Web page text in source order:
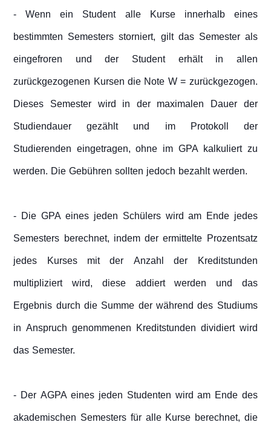
- Wenn ein Student alle Kurse innerhalb eines
bestimmten Semesters storniert, gilt das Semester als
eingefroren und der Student erhält in allen
zurückgezogenen Kursen die Note W = zurückgezogen.
Dieses Semester wird in der maximalen Dauer der
Studiendauer gezählt und im Protokoll der
Studierenden eingetragen, ohne im GPA kalkuliert zu
werden. Die Gebühren sollten jedoch bezahlt werden.
- Die GPA eines jeden Schülers wird am Ende jedes
Semesters berechnet, indem der ermittelte Prozentsatz
jedes Kurses mit der Anzahl der Kreditstunden
multipliziert wird, diese addiert werden und das
Ergebnis durch die Summe der während des Studiums
in Anspruch genommenen Kreditstunden dividiert wird
das Semester.
- Der AGPA eines jeden Studenten wird am Ende des
akademischen Semesters für alle Kurse berechnet, die